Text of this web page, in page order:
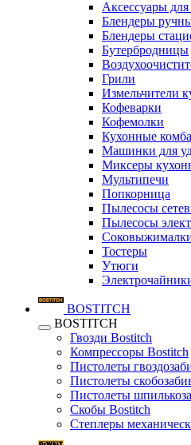
Аксессуары
Блендеры
Блендеры
Бутербродницы
Грили
Измельчители
Кофеварки
Кофемолки
Кухонные
Машинки для
Миксеры
Мультипечи
Попкорница
Пылесосы
Пылесосы
Тостеры
Утюги
BOSTITCH
BOSTITCH
Гвозди Bostitch
Компрессоры Bostitch
Пистолеты
Пистолеты
Пистолеты
Скобы Bostitch
Степлеры